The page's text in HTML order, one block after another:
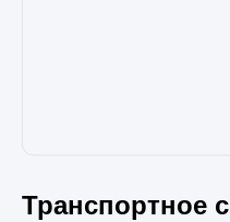
Транспортное